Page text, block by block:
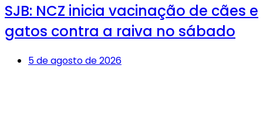
SJB: NCZ inicia vacinação de cães e
gatos contra a raiva no sábado
5 de agosto de 2026